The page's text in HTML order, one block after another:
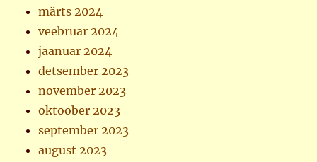
märts 2024
veebruar 2024
jaanuar 2024
detsember 2023
november 2023
oktoober 2023
september 2023
august 2023